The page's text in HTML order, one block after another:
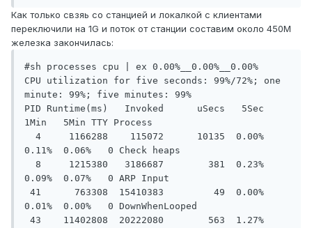
Как только свзяь со станцией и локалкой с клиентами
переключили на 1G и поток от станции составим около 450М
железка закончилась:
#sh processes cpu | ex 0.00%__0.00%__0.00%
CPU utilization for five seconds: 99%/72%; one
minute: 99%; five minutes: 99%
PID Runtime(ms)   Invoked      uSecs   5Sec
1Min   5Min TTY Process
0.11%  0.06%   0 Check heaps
0.09%  0.07%   0 ARP Input
0.01%  0.00%   0 DownWhenLooped